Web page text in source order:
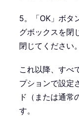
5。「OK」ボタ
グボックスを閉
閉じてください。
これ以降、すべ
プションで設定
ド（または通常
す。